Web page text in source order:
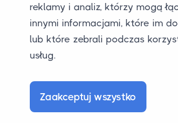
reklamy i analiz, którzy mogą
innymi informacjami, które im
lub które zebrali podczas
usług.
Zaakceptuj wszystko